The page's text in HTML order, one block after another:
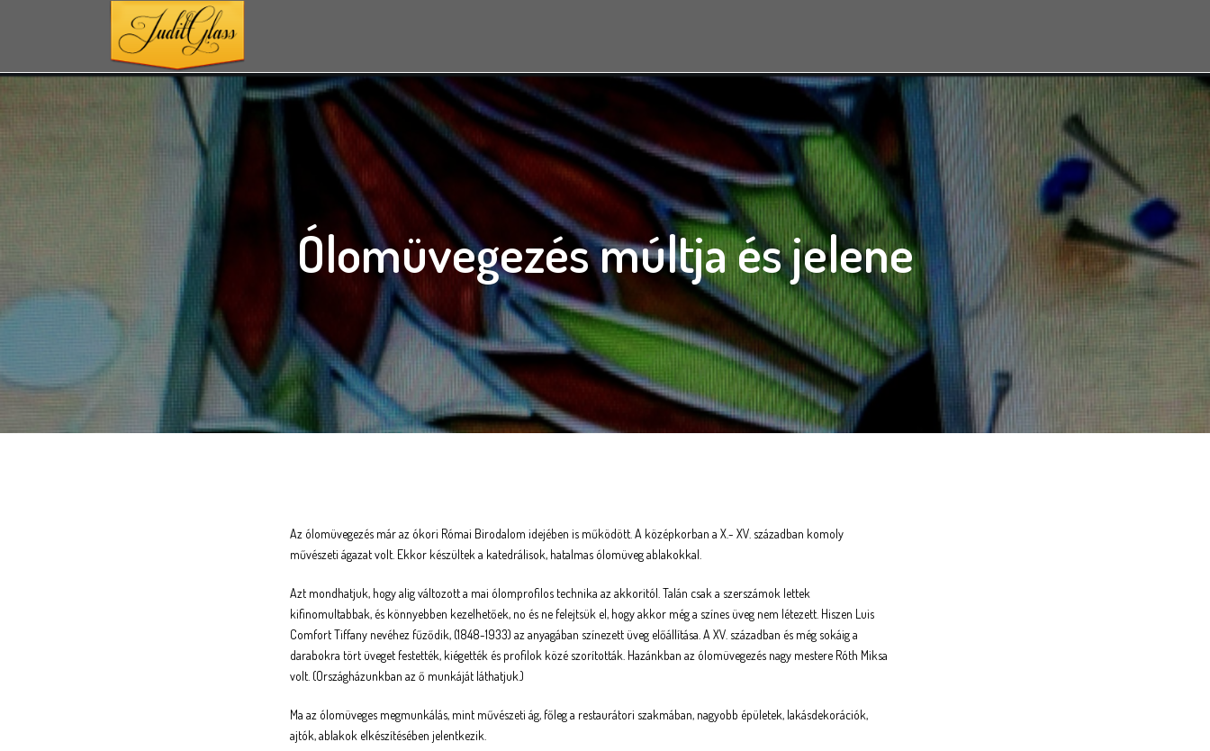
Ólomüvegezés múltja és jelene
Az ólomüvegezés már az ókori Római Birodalom idejében is működött. A középkorban a X.- XV. században komoly
művészeti ágazat volt. Ekkor készültek a katedrálisok, hatalmas ólomüveg ablakokkal.
Azt mondhatjuk, hogy alig változott a mai ólomprofilos technika az akkoritól. Talán csak a szerszámok lettek
kifinomultabbak, és könnyebben kezelhetőek, no és ne felejtsük el, hogy akkor még a színes üveg nem létezett. Hiszen Luis
Comfort Tiffany nevéhez fűződik, (1848-1933) az anyagában színezett üveg előállítása. A XV. században és még sokáig a
darabokra tört üveget festették, kiégették és profilok közé szorították. Hazánkban az ólomüvegezés nagy mestere Róth Miksa
volt. (Országházunkban az ő munkáját láthatjuk.)
Ma az ólomüveges megmunkálás, mint művészeti ág, főleg a restaurátori szakmában, nagyobb épületek, lakásdekorációk,
ajtók, ablakok elkészítésében jelentkezik.